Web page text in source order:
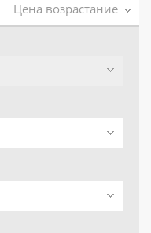
Цена возрастание